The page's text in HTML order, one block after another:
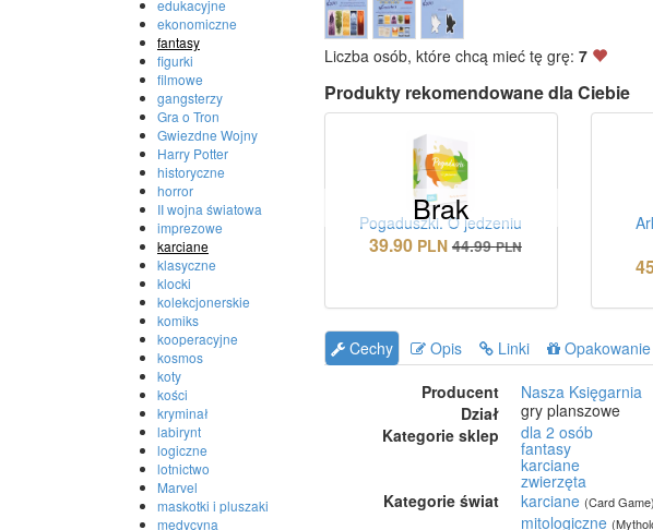
edukacyjne
ekonomiczne
fantasy
figurki
filmowe
gangsterzy
Gra o Tron
Gwiezdne Wojny
Harry Potter
historyczne
horror
II wojna światowa
imprezowe
karciane
klasyczne
klocki
kolekcjonerskie
komiks
kooperacyjne
kosmos
koty
kości
kryminał
labirynt
logiczne
lotnictwo
Marvel
maskotki i pluszaki
medycyna
Liczba osób, które chcą mieć tę grę: 7
Produkty rekomendowane dla Ciebie
Brak
Pogaduszki. O jedzeniu
39.90 PLN 44.99 PLN
Cechy Opis Linki Opakowanie
Producent
Nasza Księgarnia
Dział
gry planszowe
Kategorie sklep
dla 2 osób
fantasy
karciane
zwierzęta
Kategorie świat
karciane (Card Game)
mitologiczne